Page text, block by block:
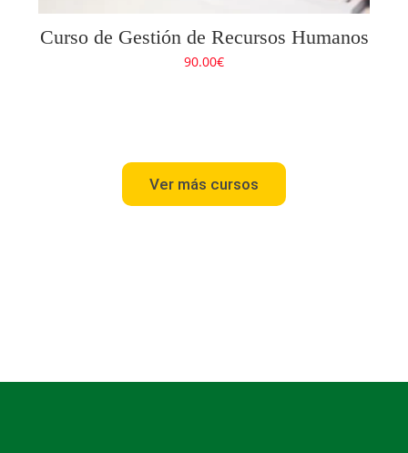
Curso de Gestión de Recursos Humanos
90.00€
Ver más cursos